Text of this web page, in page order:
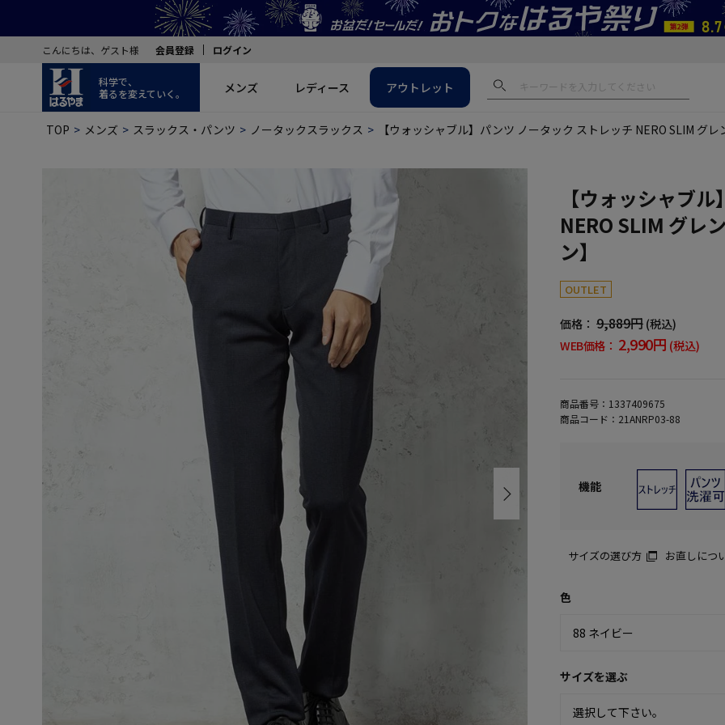
こんにちは、ゲスト様 会員登録 ログイン
科学で、
着るを変えていく。
メンズ レディース アウトレット
TOP メンズ スラックス・パンツ ノータックスラックス 【ウォッシャブル】パンツ ノータック ストレッチ NERO SLIM グ
【ウォッシャブ
NERO SLIM グレ
ン】
OUTLET
価格： 9,889円 (税込)
WEB価格： 2,990円 (税込)
商品番号： 1337409675
商品コード： 21ANRP03-88
機能
サイズの選び方 お直しにつ
色
サイズを選ぶ